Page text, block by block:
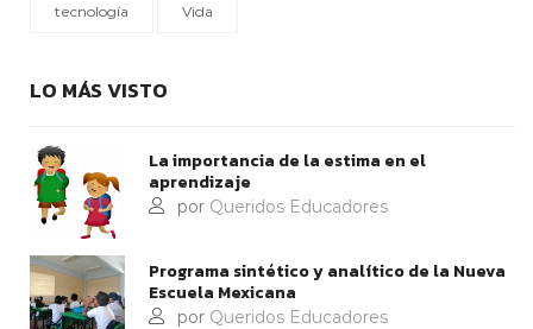
tecnología Vida
LO MÁS VISTO
La importancia de la estima en el
aprendizaje
por Queridos Educadores
Programa sintético y analítico de la Nueva
Escuela Mexicana
por Queridos Educadores